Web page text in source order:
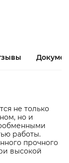
не только
но и
работы.
прочного
высокой